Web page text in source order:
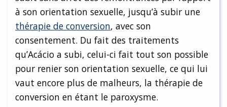
à son orientation sexuelle, jusqu’à subir une
thérapie de conversion, avec son
consentement. Du fait des traitements
qu’Acácio a subi, celui-ci fait tout son possible
pour renier son orientation sexuelle, ce qui lui
vaut encore plus de malheurs, la thérapie de
conversion en étant le paroxysme.